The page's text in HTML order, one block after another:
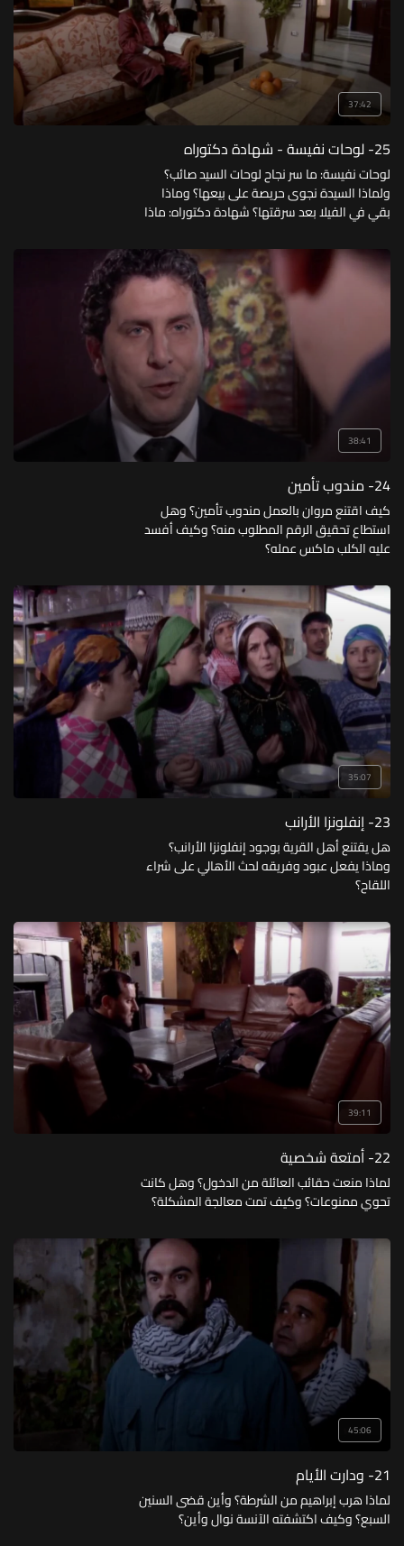
37:42
25- لوحات نفيسة - شهادة دكتوراه
لوحات نفيسة: ما سر نجاح لوحات السيد صائب؟
ولماذا السيدة نجوى حريصة على بيعها؟ وماذا
بقي في الفيلا بعد سرقتها؟ شهادة دكتوراه: ماذا
تدخل في الموضوع؟ وهل نجح؟
38:41
24- مندوب تأمين
كيف اقتنع مروان بالعمل مندوب تأمين؟ وهل
استطاع تحقيق الرقم المطلوب منه؟ وكيف أفسد
عليه الكلب ماكس عمله؟
35:07
23- إنفلونزا الأرانب
هل يقتنع أهل القرية بوجود إنفلونزا الأرانب؟
وماذا يفعل عبود وفريقه لحث الأهالي على شراء
اللقاح؟
39:11
22- أمتعة شخصية
لماذا منعت حقائب العائلة من الدخول؟ وهل كانت
تحوي ممنوعات؟ وكيف تمت معالجة المشكلة؟
45:06
21- ودارت الأيام
لماذا هرب إبراهيم من الشرطة؟ وأين قضى السنين
السبع؟ وكيف اكتشفته الآنسة نوال وأين؟